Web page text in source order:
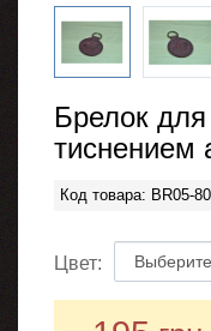
Брелок
тиснением
Код товара: BR05-
Цвет: